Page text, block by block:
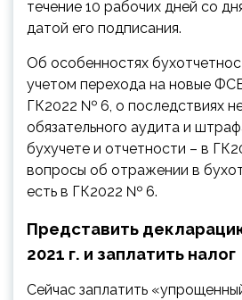
течение 10 рабочих дней со
датой его подписания.
Об особенностях
учетом перехода на новые
ГК2022 № 6, о последствиях
обязательного аудита и
бухучете и отчетности – в
вопросы об отражении в
есть в ГК2022 № 6.
Представить
2021 г. и заплатить налог
Сейчас заплатить